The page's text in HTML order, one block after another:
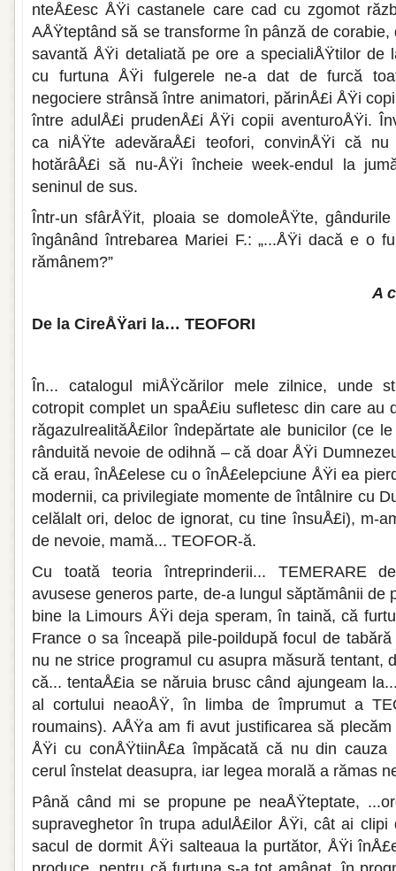
nteÅ£esc ÅŸi castanele care cad cu zgomot
AÅŸteptând să se transforme în pânză de
savantă ÅŸi detaliată pe ore a specialiÅŸtilor de
cu furtuna ÅŸi fulgerele ne-a dat de furcă
negociere strânsă între ani­matori, părinÅ£i ÅŸi
între adulÅ£i prudenÅ£i ÅŸi copii aventuroÅŸi.
ca niÅŸte adevă­raÅ£i teofori, convinÅŸi că
hotărâÅ£i să nu-ÅŸi încheie week-endul la
seninul de sus.
Într-un sfârÅŸit, ploaia se domoleÅŸte,
îngânând întreba­rea Mariei F.: „...ÅŸi dacă e o
rămânem?”
A
De la CireÅŸari la… TEOFORI
În... catalogul miÅŸcărilor mele zilnice, unde
cotropit complet un spaÅ£iu sufletesc din care au
răgazulrealităÅ£ilor îndepărtate ale bunicilor (ce
rânduită nevoie de odihnă – că doar ÅŸi
că erau, înÅ£elese cu o înÅ£elepciune ÅŸi ea
modernii, ca privilegiate momente de întâlnire cu
celălalt ori, deloc de ignorat, cu tine însuÅ£i), m-
de ne­voie, mamă... TEOFOR-ă.
Cu toată teoria întreprinderii... TEME­RARE
avusese generos parte, de-a lungul săptămânii de
bine la Limours ÅŸi deja spe­ram, în taină, că
France o sa înceapă pile-poildupă focul de
nu ne strice programul cu asupra măsură tentant,
că... tentaÅ£ia se năruia brusc când ajungeam
al cortului neaoÅŸ, în limba de împru­mut a
roumains). AÅŸa am fi avut justificarea să
ÅŸi cu conÅŸtiinÅ£a împăcată că nu din cauza
cerul înstelat deasupra, iar legea morală a rămas
Până când mi se propune pe neaÅŸtepta­te,
supraveghe­tor în trupa adulÅ£ilor ÅŸi, cât ai
sacul de dormit ÅŸi salteaua la purtător, ÅŸi